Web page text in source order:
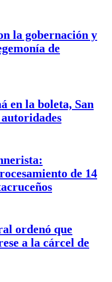
la gobernación y
de
en la boleta, San
de 14
ordenó que
a la cárcel de